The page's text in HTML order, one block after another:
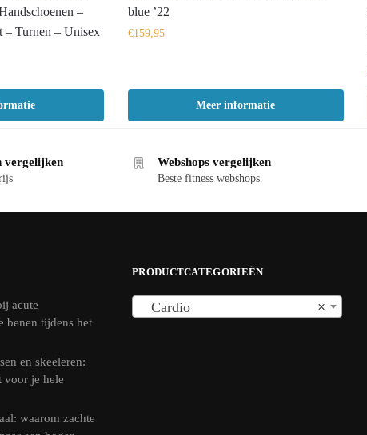
–
– Turnen – Unisex
blue ’22
€159,95
Meer informatie
vergelijken Webshops vergelijken
Beste fitness webshops
acute
benen tijdens het
en skeeleren:
voor je hele
waarom zachte
PRODUCTCATEGORIEËN
×
Cardio